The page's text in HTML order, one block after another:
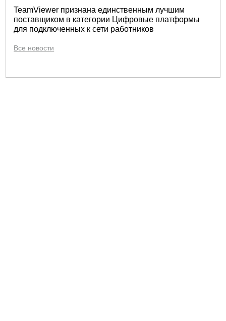
TeamViewer признана единственным лучшим
поставщиком в категории Цифровые платформы
для подключенных к сети работников
Все новости